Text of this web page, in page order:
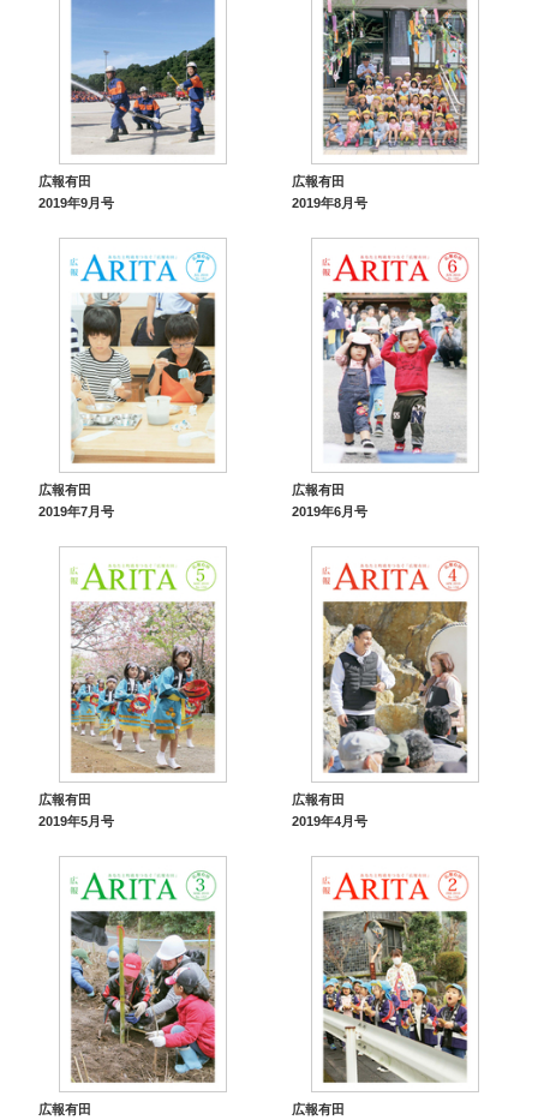
広報有田
2019年9月号
広報有田
2019年8月号
広報有田
2019年7月号
広報有田
2019年6月号
広報有田
2019年5月号
広報有田
2019年4月号
広報有田
広報有田